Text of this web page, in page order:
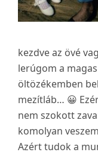
kezdve az övé
lerúgom a
öltözékemben
mezítláb… 😀
nem szokott
komolyan
Azért tudok a